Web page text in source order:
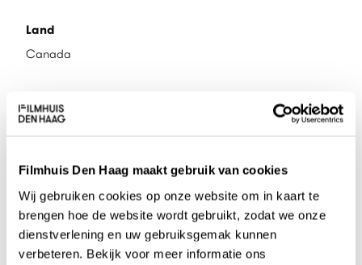
Filmhuis Den Haag maakt gebruik van cookies
Wij gebruiken cookies op onze website om in kaart te
brengen hoe de website wordt gebruikt, zodat we onze
dienstverlening en uw gebruiksgemak kunnen
verbeteren. Bekijk voor meer informatie ons
Land
Canada
Frans, Engels
Ondertiteling
Nederlands of Engels [label: EN SUBS]
Speelduur
97 min